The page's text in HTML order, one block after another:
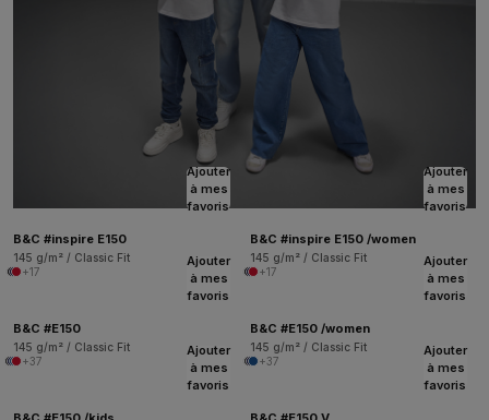
Ajouter
à mes
favoris
B&C #inspire E150
145 g/m² / Classic Fit
+17
Ajouter
à mes
favoris
B&C #inspire E150 /women
145 g/m² / Classic Fit
+17
Ajouter
à mes
favoris
B&C #E150
145 g/m² / Classic Fit
+37
Ajouter
à mes
favoris
B&C #E150 /women
145 g/m² / Classic Fit
+37
Ajouter
à mes
favoris
Ajouter
à mes
favoris